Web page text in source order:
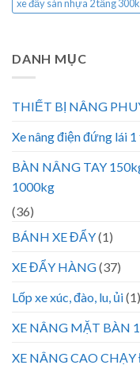
xe đẩy sàn nhựa 2 tầng
DANH MỤC
THIẾT BỊ NÂNG
Xe nâng điện đứng lái
BÀN NÂNG TAY
1000kg
(36)
BÁNH XE ĐẨY(1)
XE ĐẨY HÀNG(37)
Lốp xe xúc, đào, lu, ủi(1)
XE NÂNG MẶT BÀN
XE NÂNG CAO